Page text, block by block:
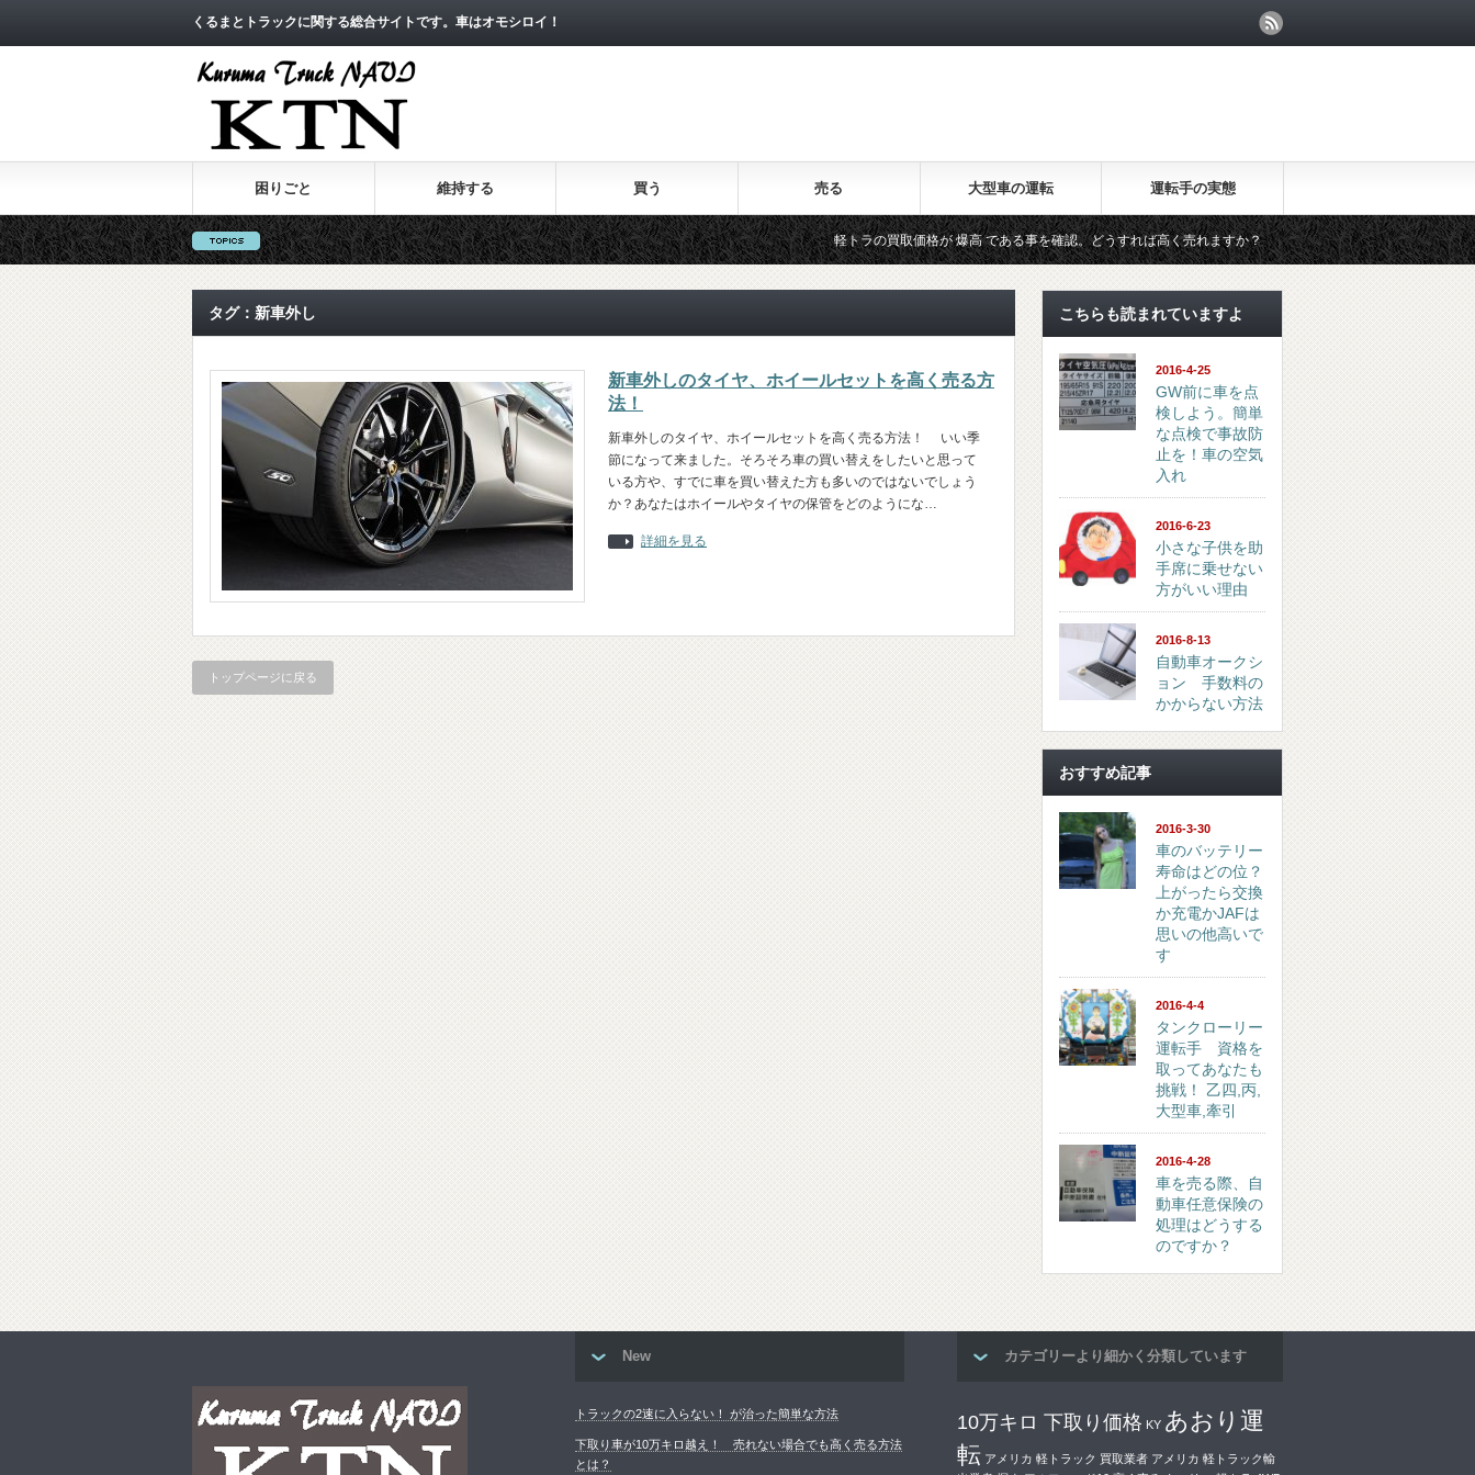
くるまとトラックに関する総合サイトです。車はオモシロイ！
困りごと 維持する 買う 売る 大型車の運転 運転手の実態
軽トラの買取価格が 爆高 である事を確認。どうすれば高く売れますか？ 20万キロのセルシオが海
タグ：新車外し
新車外しのタイヤ、ホイールセットを高く売る方
法！
新車外しのタイヤ、ホイールセットを高く売る方法！ いい季
節になって来ました。そろそろ車の買い替えをしたいと思って
いる方や、すでに車を買い替えた方も多いのではないでしょう
か？あなたはホイールやタイヤの保管をどのようにな…
詳細を見る
トップページに戻る
こちらも読まれていますよ
2016-4-25
GW前に車を点
検しよう。簡単
な点検で事故防
止を！車の空気
入れ
2016-6-23
小さな子供を助
手席に乗せない
方がいい理由
2016-8-13
自動車オークシ
ョン 手数料の
かからない方法
おすすめ記事
2016-3-30
車のバッテリー
寿命はどの位？
上がったら交換
か充電かJAFは
思いの他高いで
す
2016-4-4
タンクローリー
運転手 資格を
取ってあなたも
挑戦！ 乙四,丙,
大型車,牽引
2016-4-28
車を売る際、自
動車任意保険の
処理はどうする
のですか？
New
トラックの2速に入らない！ が治った簡単な方法
下取り車が10万キロ越え！ 売れない場合でも高く売る方法
とは？
カテゴリーより細かく分類しています
10万キロ 下取り価格 KY あおり運
転 アメリカ 軽トラック 買取業者 アメリカ 軽トラック輸